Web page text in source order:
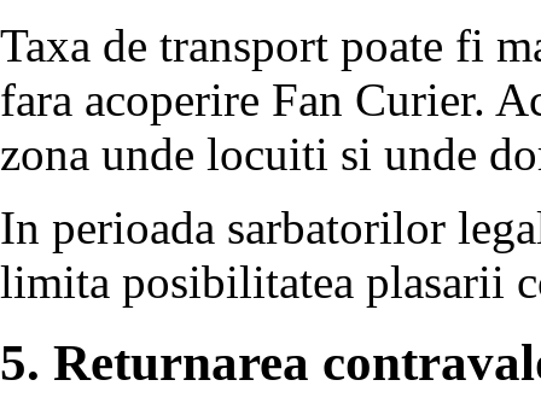
Taxa de transport poate fi
fara acoperire Fan Curier.
zona unde locuiti si unde
In perioada sarbatorilor
limita posibilitatea plasarii
5. Returnarea